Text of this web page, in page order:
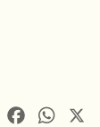
Facebook